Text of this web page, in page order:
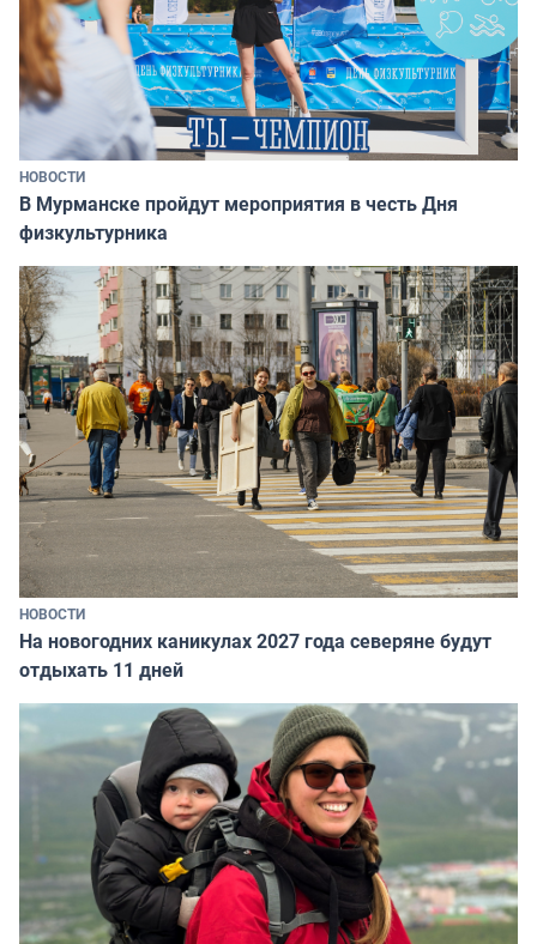
НОВОСТИ
В Мурманске пройдут мероприятия в честь Дня
физкультурника
НОВОСТИ
На новогодних каникулах 2027 года северяне будут
отдыхать 11 дней